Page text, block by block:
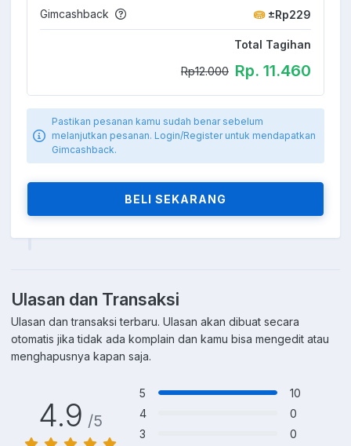
Gimcashback
±Rp229
Total Tagihan
Rp12.000 Rp. 11.460
Pastikan pesanan kamu sudah benar sebelum
melanjutkan pesanan. Login/Register untuk mendapatkan
Gimcashback.
BELI SEKARANG
Ulasan dan Transaksi
Ulasan dan transaksi terbaru. Ulasan akan dibuat secara
otomatis jika tidak ada komplain dan kamu bisa mengedit atau
menghapusnya kapan saja.
4.9 /5
5
10
4
0
3
0